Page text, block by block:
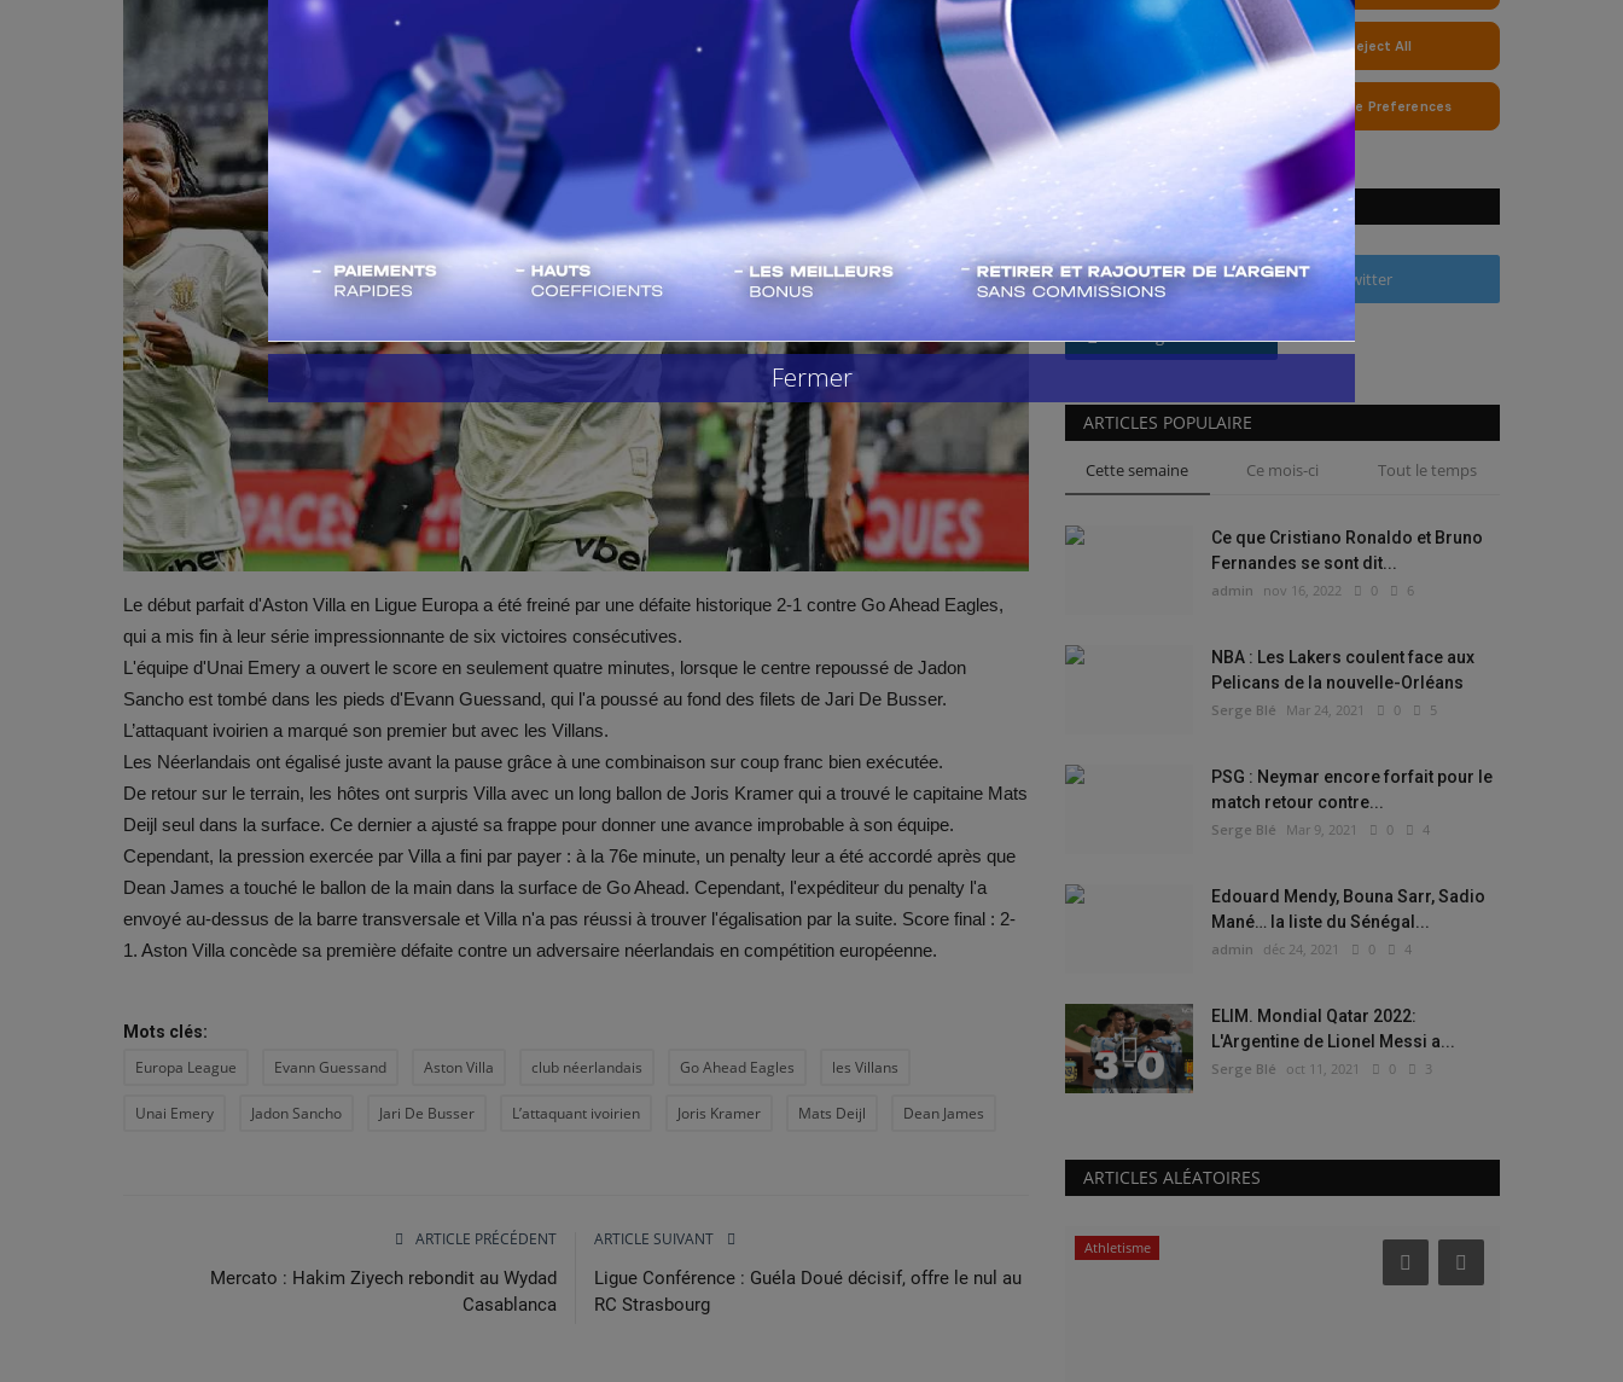
Le début parfait d'Aston Villa en Ligue Europa a été freiné par une défaite historique 2-1 contre Go Ahead Eagles,
qui a mis fin à leur série impressionnante de six victoires consécutives.
L'équipe d'Unai Emery a ouvert le score en seulement quatre minutes, lorsque le centre repoussé de Jadon
Sancho est tombé dans les pieds d'Evann Guessand, qui l'a poussé au fond des filets de Jari De Busser.
L’attaquant ivoirien a marqué son premier but avec les Villans.
Les Néerlandais ont égalisé juste avant la pause grâce à une combinaison sur coup franc bien exécutée.
De retour sur le terrain, les hôtes ont surpris Villa avec un long ballon de Joris Kramer qui a trouvé le capitaine Mats
Deijl seul dans la surface. Ce dernier a ajusté sa frappe pour donner une avance improbable à son équipe.
Cependant, la pression exercée par Villa a fini par payer : à la 76e minute, un penalty leur a été accordé après que
Dean James a touché le ballon de la main dans la surface de Go Ahead. Cependant, l'expéditeur du penalty l'a
envoyé au-dessus de la barre transversale et Villa n'a pas réussi à trouver l'égalisation par la suite. Score final : 2-
1. Aston Villa concède sa première défaite contre un adversaire néerlandais en compétition européenne.
Mots clés:
Europa League Evann Guessand Aston Villa club néerlandais Go Ahead Eagles les Villans
Unai Emery Jadon Sancho Jari De Busser L’attaquant ivoirien Joris Kramer Mats Deijl Dean James
ARTICLE PRÉCÉDENT
Mercato : Hakim Ziyech rebondit au Wydad
Casablanca
ARTICLE SUIVANT
Ligue Conférence : Guéla Doué décisif, offre le nul au
RC Strasbourg
NOUS SUIVRE
Facebook Twitter
Instagram
ARTICLES POPULAIRE
Cette semaine Ce mois-ci Tout le temps
Ce que Cristiano Ronaldo et Bruno
Fernandes se sont dit...
admin nov 16, 2022 0 6
NBA : Les Lakers coulent face aux
Pelicans de la nouvelle-Orléans
Serge Blé Mar 24, 2021 0 5
PSG : Neymar encore forfait pour le
match retour contre...
Serge Blé Mar 9, 2021 0 4
Edouard Mendy, Bouna Sarr, Sadio
Mané… la liste du Sénégal...
admin déc 24, 2021 0 4
ELIM. Mondial Qatar 2022:
L'Argentine de Lionel Messi a...
Serge Blé oct 11, 2021 0 3
ARTICLES ALÉATOIRES
Tennis Athletisme
Fermer